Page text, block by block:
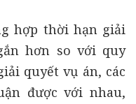
hợp thời hạn giải
hơn so với quy
quyết vụ án, các
được với nhau,